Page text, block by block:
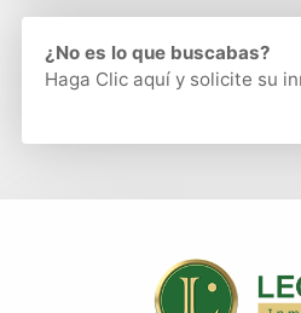
¿No es lo que buscabas?
Haga Clic aquíy solicite su